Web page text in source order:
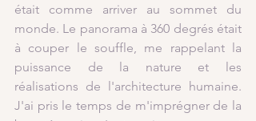
était comme arriver au sommet du
monde. Le panorama à 360 degrés était
à couper le souffle, me rappelant la
puissance de la nature et les
réalisations de l'architecture humaine.
J'ai pris le temps de m'imprégner de la